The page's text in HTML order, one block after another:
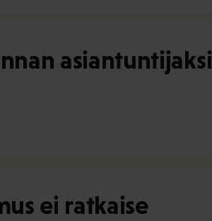
asiantuntijaksi
ei ratkaise